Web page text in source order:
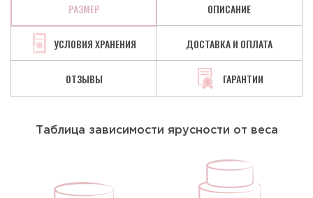
РАЗМЕР ОПИСАНИЕ
УСЛОВИЯ ХРАНЕНИЯ ДОСТАВКА И ОПЛАТА
ОТЗЫВЫ ГАРАНТИИ
Таблица зависимости ярусности от веса